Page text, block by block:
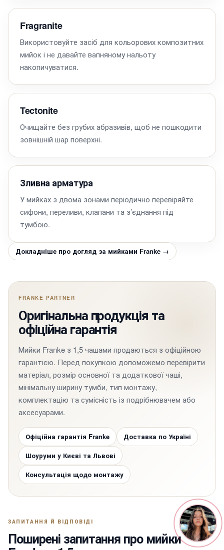
Fragranite
Використовуйте засіб для кольорових композитних
мийок і не давайте вапняному нальоту
накопичуватися.
Tectonite
Очищайте без грубих абразивів, щоб не пошкодити
зовнішній шар поверхні.
Зливна арматура
У мийках з двома зонами періодично перевіряйте
сифони, переливи, клапани та з’єднання під
тумбою.
Докладніше про догляд за мийками Franke →
FRANKE PARTNER
Оригінальна продукція та
офіційна гарантія
Мийки Franke з 1,5 чашами продаються з офіційною
гарантією. Перед покупкою допоможемо перевірити
матеріал, розмір основної та додаткової чаші,
мінімальну ширину тумби, тип монтажу,
комплектацію та сумісність із подрібнювачем або
аксесуарами.
Офіційна гарантія Franke
Доставка по Україні
Шоуруми у Києві та Львові
Консультація щодо монтажу
ЗАПИТАННЯ Й ВІДПОВІДІ
Поширені запитання про мийки